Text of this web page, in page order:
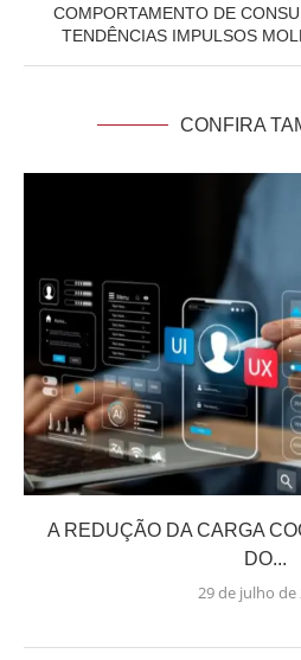
COMPORTAMENTO DE
TENDÊNCIAS IMPULSOS
CONFIRA
A REDUÇÃO DA CARGA
DO...
29 de julho de